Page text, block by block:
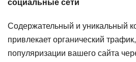
социальные сети
Содержательный и уникальный
привлекает органический
популяризации вашего сайта